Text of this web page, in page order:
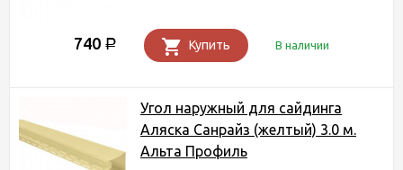
740 Р Купить В наличии
Угол наружный для сайдинга
Аляска Санрайз (желтый) 3.0 м.
Альта Профиль